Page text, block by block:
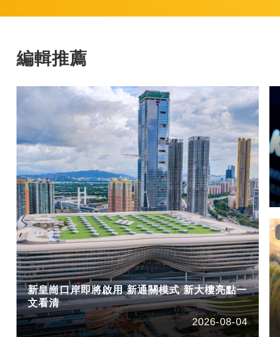
編輯推薦
新皇崗口岸即將啟用 新通關模式 新大樓亮點一
文看清
2026-08-04